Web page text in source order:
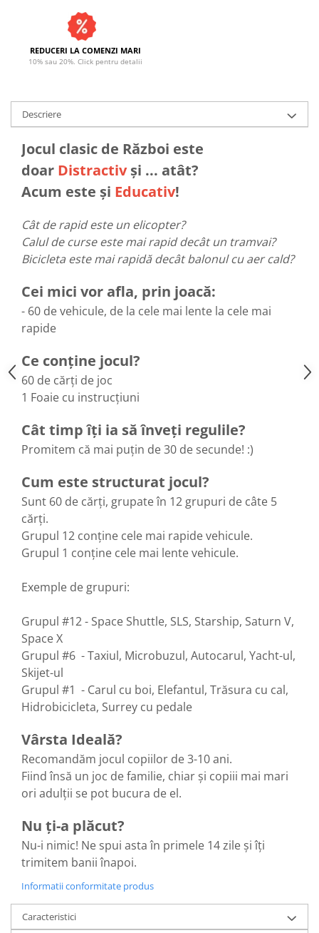
REDUCERI LA COMENZI MARI
10% sau 20%. Click pentru detalii
Descriere
Jocul clasic de Război este
doar Distractivși ... atât?
Acum este și Educativ!
Cât de rapid este un elicopter?
Calul de curse este mai rapid decât un tramvai?
Bicicleta este mai rapidă decât balonul cu aer cald?
Cei mici vor afla, prin joacă:
- 60 de vehicule, de la cele mai lente la cele mai
rapide
Ce conține jocul?
60 de cărți de joc
1 Foaie cu instrucțiuni
Cât timp îți ia să înveți regulile?
Promitem că mai puțin de 30 de secunde! :)
Cum este structurat jocul?
Sunt 60 de cărți, grupate în 12 grupuri de câte 5
cărți.
Grupul 12 conține cele mai rapide vehicule.
Grupul 1 conține cele mai lente vehicule.
Exemple de grupuri:
Grupul #12 - Space Shuttle, SLS, Starship, Saturn V,
Space X
Grupul #6 - Taxiul, Microbuzul, Autocarul, Yacht-ul,
Skijet-ul
Grupul #1 - Carul cu boi, Elefantul, Trăsura cu cal,
Hidrobicicleta, Surrey cu pedale
Vârsta Ideală?
Recomandăm jocul copiilor de 3-10 ani.
Fiind însă un joc de familie, chiar și copiii mai mari
ori adulții se pot bucura de el.
Nu ți-a plăcut?
Nu-i nimic! Ne spui asta în primele 14 zile și îți
trimitem banii înapoi.
Informatii conformitate produs
Caracteristici